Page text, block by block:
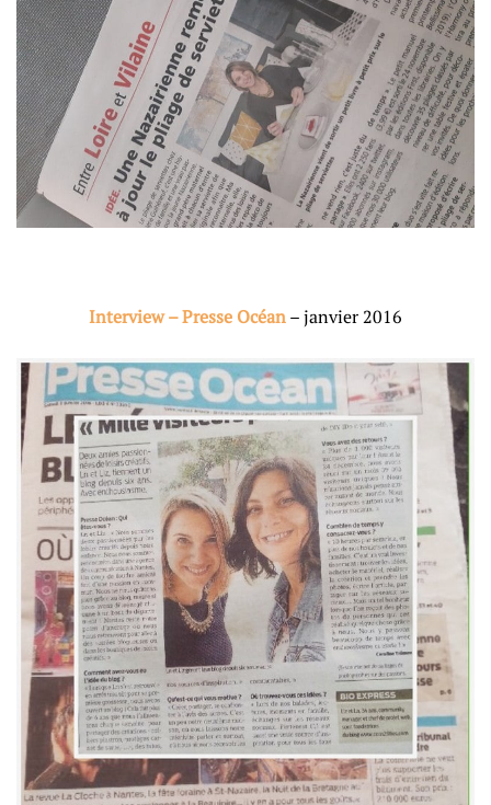
Interview – Presse Océan– janvier 2016